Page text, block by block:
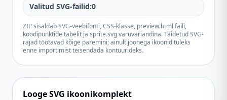
Valitud SVG-failid:0
ZIP sisaldab SVG-veebifonti, CSS-klasse, preview.html faili,
koodipunktide tabelit ja sprite.svg varuvariandina. Täidetud SVG-
rajad töötavad kõige paremini; ainult joonega ikoonid tuleks
enne importimist teisendada kontuurideks.
Looge SVG ikoonikomplekt